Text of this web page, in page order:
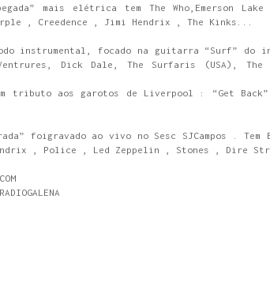
mais elétrica tem The Who,Emerson
, Creedence , Jimi Hendrix , The Kinks...
é todo instrumental, focado na guitarra “Surf” do
Dick Dale, The Surfaris (USA),
é um tributo aos garotos de Liverpool : “Get
foigravado ao vivo no Sesc SJCampos .
, Police , Led Zeppelin , Stones , Dire